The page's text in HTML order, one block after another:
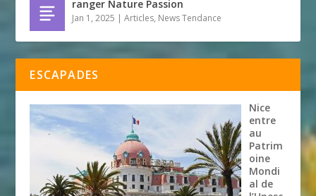
ranger Nature Passion
Jan 1, 2025 |Articles, News Tendance
ESCAPADES
Nice
entre
au
Patrim
oine
Mondi
al de